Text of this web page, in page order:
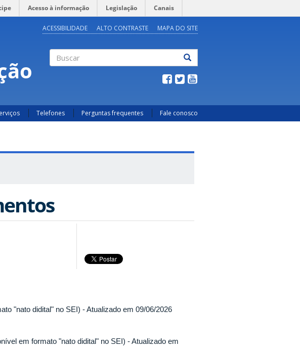
Acesso à informação Legislação Canais
ACESSIBILIDADE ALTO CONTRASTE MAPA DO SITE
Telefones Perguntas frequentes Fale conosco
"nato didital" no SEI) - Atualizado em 09/06/2026
em formato "nato didital" no SEI) - Atualizado em